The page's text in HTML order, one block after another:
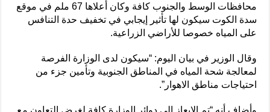
محافظات الوسط والجنوب كافة وكان أعلاها 67 ملم في موقع
سدة الكوت سيكون لها تأثير إيجابي في تخفيف حدة التنافس
على المياه خصوصا للأراضي الزراعية.
وقال الوزير في بيان اليوم: “سيكون لدى الوزارة الفرصة
لمعالجة شحة المياه في المناطق الجنوبية وتأمين جزء من
احتياجات مناطق الاهوار”.
وأضاف أنه “تم الايعاز الى دوائر الوزارة كافة لغرض التعاون مع